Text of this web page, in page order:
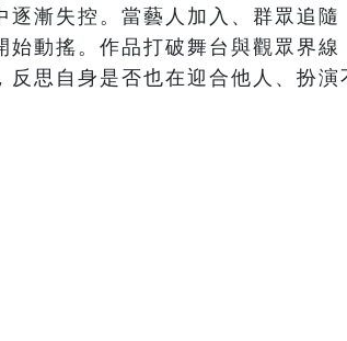
逐漸失控。當藝人加入、群眾追
始動搖。作品打破舞台與觀眾界
反思自身是否也在迎合他人、扮